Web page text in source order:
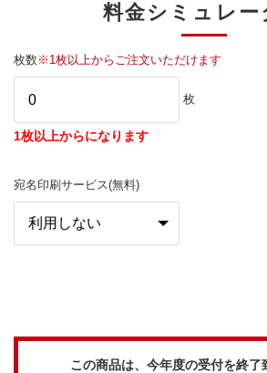
料金シミュレー
枚数※1枚以上からご注文いただけます
枚
1枚以上からになります
宛名印刷サービス(無料)
この商品は、今年度の受付を終了